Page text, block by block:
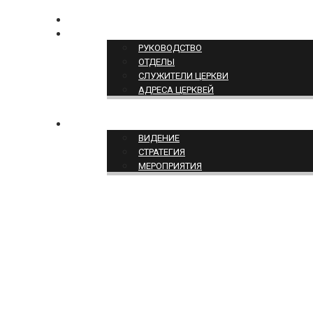
РУКОВОДСТВО
ОТДЕЛЫ
СЛУЖИТЕЛИ ЦЕРКВИ
АДРЕСА ЦЕРКВЕЙ
ВИДЕНИЕ
СТРАТЕГИЯ
МЕРОПРИЯТИЯ